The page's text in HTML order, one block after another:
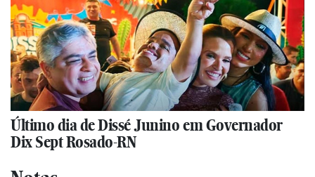
Último dia de Dissé Junino em Governador
Dix Sept Rosado-RN